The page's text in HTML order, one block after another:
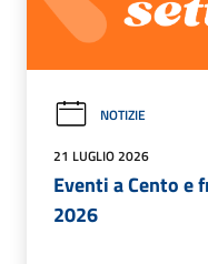
NOTIZIE
21 LUGLIO 2026
Eventi a Cento e
2026